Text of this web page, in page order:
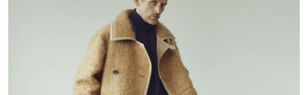
#路地裏てぃーん。 #MONTHLY JOURNAL
#GH 銘品の所以 #フイナムのYouTube
#Commune H #FOCUS IT
#ととけん #FASHION #MUSIC